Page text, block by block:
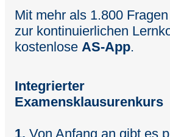
Mit mehr als 1.800
zur kontinuierlichen
kostenlose AS-App.
Integrierter
Examensklausurenkurs
1. Von Anfang an gibt es